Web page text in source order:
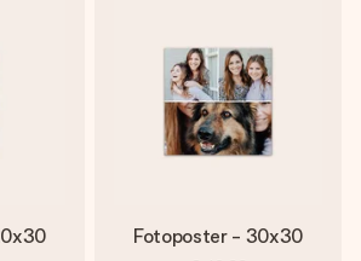
Fotoposter - 30x30